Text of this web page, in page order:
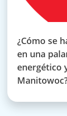
¿Cómo se
en una
energético